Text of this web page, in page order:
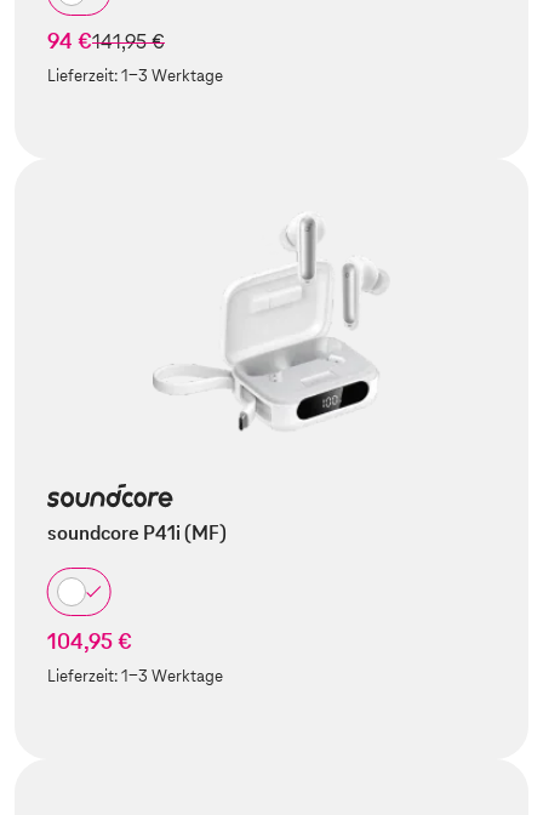
94 €statt
141,95 €
Lieferzeit:1-3 Werktage
soundcore P41i (MF)
104,95 €
Lieferzeit:1-3 Werktage